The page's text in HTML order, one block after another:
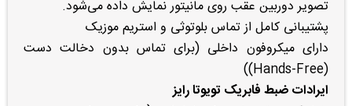
تصویر دوربین عقب روی مانیتور نمایش داده می‌شود.
پشتیبانی کامل از تماس بلوتوثی و استریم موزیک
دارای میکروفون داخلی (برای تماس بدون دخالت دست
(Hands-Free))
ایرادات ضبط فابریک تویوتا رایز